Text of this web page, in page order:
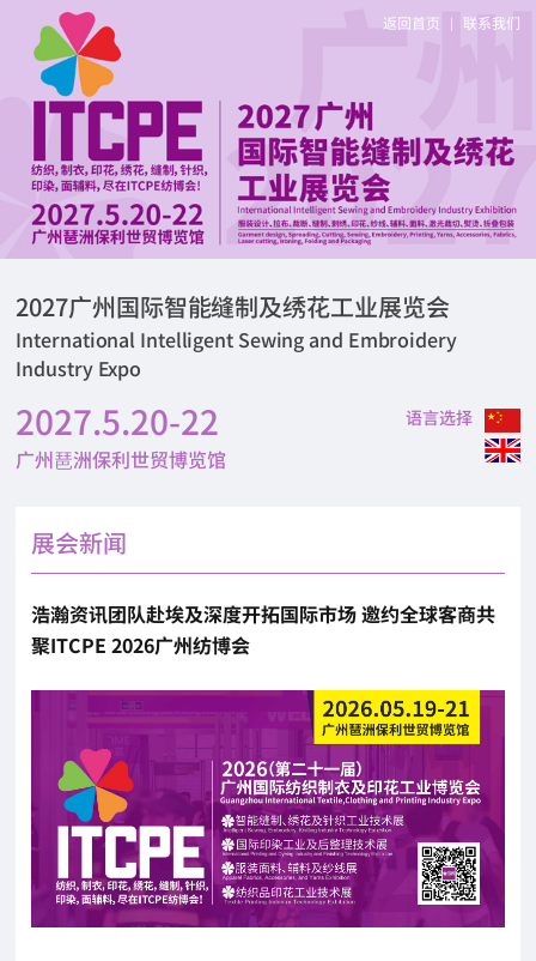
返回首页 | 联系我们
2027广州国际智能缝制及绣花工业展览会
International Intelligent Sewing and Embroidery
Industry Expo
2027.5.20-22
广州琶洲保利世贸博览馆
语言选择
展会新闻
浩瀚资讯团队赴埃及深度开拓国际市场 邀约全球客商共
聚ITCPE 2026广州纺博会